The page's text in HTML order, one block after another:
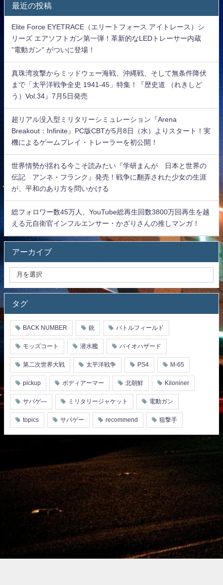
最近の投稿
Elite Force EYETRACE（エリートフォース アイトレース）シ
リーズ エアソフトガン第一弾！革新的なLEDトレーサー内蔵
”電動ガン” がついに登場！
真珠湾攻撃からミッドウェー海戦、沖縄戦、そして無条件降伏
まで「太平洋戦争全史 1941-45」特集！『歴史道 （れきしど
う）Vol.34』7月5日発売
超リアル没入型ミリタリーシミュレーション『Arena
Breakout：Infinite』PC版CBTが5月8日（水）よりスタート！実
機によるゲームプレイ・トレーラーを初公開！
世界情勢が揺れる今こそ読みたい『学研まんが 日本と世界の
伝記 アンネ・フランク』発売！戦争に翻弄された少女の生涯
が、平和のあり方を問いかける
総フォロワー数45万人、YouTube総再生回数3800万回再生を越
える元自衛官インフルエンサー・かざりさんの推しマンガ！
アーカイブ
タグ
BACK NUMBER 銃 バトルフィールド
モッズコート 潜水艦 バイオハザード
第二次世界大戦 太平洋戦争 PS4 M-65
pickup ボディアーマー 北朝鮮 Kiloniner
サバゲ― ミリタリージャケット 電動ガン
topics サバゲー recommend 狙撃手